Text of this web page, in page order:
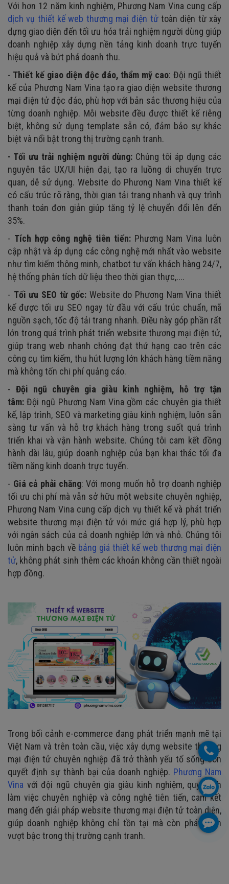
Với hơn 12 năm kinh nghiệm, Phương Nam Vina cung cấp
dịch vụ thiết kế web thương mại điện tửtoàn diện từ xây
dựng giao diện đến tối ưu hóa trải nghiệm người dùng giúp
doanh nghiệp xây dựng nền tảng kinh doanh trực tuyến
hiệu quả và bứt phá doanh thu.
- Thiết kế giao diện độc đáo, thẩm mỹ cao: Đội ngũ thiết
kế của Phương Nam Vina tạo ra giao diện website thương
mại điện tử độc đáo, phù hợp với bản sắc thương hiệu của
từng doanh nghiệp. Mỗi website đều được thiết kế riêng
biệt, không sử dụng template sẵn có, đảm bảo sự khác
biệt và nổi bật trong thị trường cạnh tranh.
- Tối ưu trải nghiệm người dùng: Chúng tôi áp dụng các
nguyên tắc UX/UI hiện đại, tạo ra luồng di chuyển trực
quan, dễ sử dụng. Website do Phương Nam Vina thiết kế
có cấu trúc rõ ràng, thời gian tải trang nhanh và quy trình
thanh toán đơn giản giúp tăng tỷ lệ chuyển đổi lên đến
35%.
- Tích hợp công nghệ tiên tiến: Phương Nam Vina luôn
cập nhật và áp dụng các công nghệ mới nhất vào website
như tìm kiếm thông minh, chatbot tư vấn khách hàng 24/7,
hệ thống phân tích dữ liệu theo thời gian thực,....
- Tối ưu SEO từ gốc: Website do Phương Nam Vina thiết
kế được tối ưu SEO ngay từ đầu với cấu trúc chuẩn, mã
nguồn sạch, tốc độ tải trang nhanh. Điều này góp phần rất
lớn trong quá trình phát triển website thương mại điện tử,
giúp trang web nhanh chóng đạt thứ hạng cao trên các
công cụ tìm kiếm, thu hút lượng lớn khách hàng tiềm năng
mà không tốn chi phí quảng cáo.
- Đội ngũ chuyên gia giàu kinh nghiệm, hỗ trợ tận
tâm: Đội ngũ Phương Nam Vina gồm các chuyên gia thiết
kế, lập trình, SEO và marketing giàu kinh nghiệm, luôn sẵn
sàng tư vấn và hỗ trợ khách hàng trong suốt quá trình
triển khai và vận hành website. Chúng tôi cam kết đồng
hành dài lâu, giúp doanh nghiệp của bạn khai thác tối đa
tiềm năng kinh doanh trực tuyến.
- Giá cả phải chăng: Với mong muốn hỗ trợ doanh nghiệp
tối ưu chi phí mà vẫn sở hữu một website chuyên nghiệp,
Phương Nam Vina cung cấp dịch vụ thiết kế và phát triển
website thương mại điện tử với mức giá hợp lý, phù hợp
với ngân sách của cả doanh nghiệp lớn và nhỏ. Chúng tôi
luôn minh bạch về bảng giá thiết kế web thương mại điện
tử, không phát sinh thêm các khoản không cần thiết ngoài
hợp đồng.
Trong bối cảnh e-commerce đang phát triển mạnh mẽ tại
Việt Nam và trên toàn cầu, việc xây dựng website thương
mại điện tử chuyên nghiệp đã trở thành yếu tố sống còn
quyết định sự thành bại của doanh nghiệp. Phương Nam
Vina với đội ngũ chuyên gia giàu kinh nghiệm, quy trình
làm việc chuyên nghiệp và công nghệ tiên tiến, cam kết
mang đến giải pháp website thương mại điện tử toàn diện,
giúp doanh nghiệp không chỉ tồn tại mà còn phát triển
vượt bậc trong thị trường cạnh tranh.